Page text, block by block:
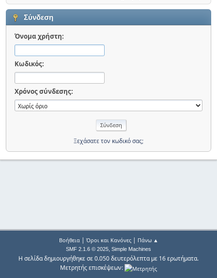
Σύνδεση
Όνομα χρήστη:
Κωδικός:
Χρόνος σύνδεσης:
Ξεχάσατε τον κωδικό σας;
Βοήθεια| Όροι και Κανόνες| Πάνω ▲
SMF 2.1.6 © 2025, Simple Machines
Η σελίδα δημιουργήθηκε σε 0.050 δευτερόλεπτα με 16 ερωτήματα.
Μετρητής επισκέψεων: